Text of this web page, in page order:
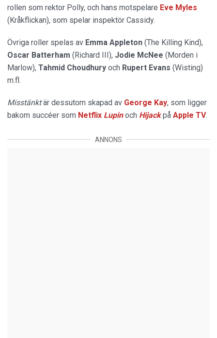
rollen som rektor Polly, och hans motspelare Eve Myles
(Kråkflickan), som spelar inspektör Cassidy.
Övriga roller spelas av Emma Appleton (The Killing Kind),
Oscar Batterham (Richard III), Jodie McNee (Morden i
Marlow), Tahmid Choudhury och Rupert Evans (Wisting)
m.fl.
Misstänktär dessutom skapad av George Kay, som ligger
bakom succéer som Netflix Lupinoch Hijackpå Apple TV.
ANNONS